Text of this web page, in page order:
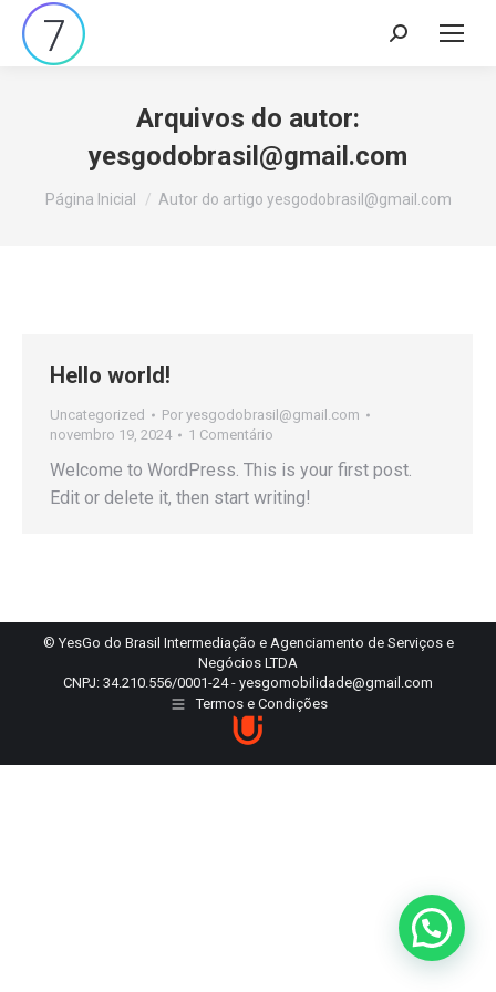
Pesquisar:
Arquivos do autor:
yesgodobrasil@gmail.com
Você está aqui:
Página Inicial Autor do artigo yesgodobrasil@gmail.com
Hello world!
Uncategorized Por yesgodobrasil@gmail.com
novembro 19, 2024
1 Comentário
Welcome to WordPress. This is your first post.
Edit or delete it, then start writing!
© YesGo do Brasil Intermediação e Agenciamento de Serviços e
Negócios LTDA
CNPJ: 34.210.556/0001-24 - yesgomobilidade@gmail.com
Termos e Condições